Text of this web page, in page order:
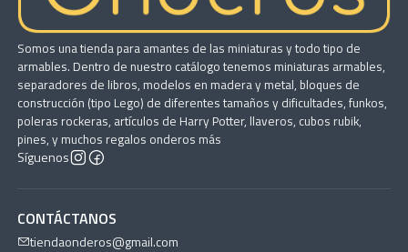
Somos una tienda para amantes de las miniaturas y todo tipo de
armables. Dentro de nuestro catálogo tenemos miniaturas armables,
separadores de libros, modelos en madera y metal, bloques de
construcción (tipo Lego) de diferentes tamaños y dificultades, funkos,
poleras rockeras, artículos de Harry Potter, llaveros, cubos rubik,
pines, y muchos regalos onderos más
Síguenos
CONTÁCTANOS
tiendaonderos@gmail.com